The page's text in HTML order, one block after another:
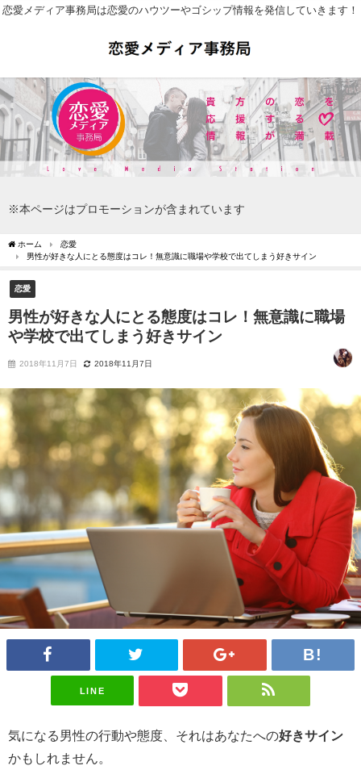
恋愛メディア事務局は恋愛のハウツーやゴシップ情報を発信していきます！
※本ページはプロモーションが含まれています
ホーム
恋愛
男性が好きな人にとる態度はコレ！無意識に職場や学校で出てしまう好きサイン
恋愛
男性が好きな人にとる態度はコレ！無意識に職場
や学校で出てしまう好きサイン
2018年11月7日 2018年11月7日
LINE
気になる男性の行動や態度、それはあなたへの好きサイン
かもしれません。